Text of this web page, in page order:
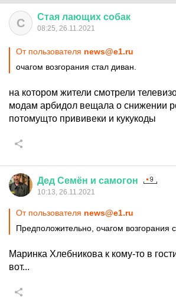
С Стая лающих собак
08:25, 26.11.2021
От пользователя news@e1.ru
очагом возгорания стал диван.
на котором жители смотрели
модам арбидол вещала о снижении
потомущто прививеки и кукукоды
Дед Семён и самогон
10:13, 26.11.2021
От пользователя news@e1.ru
Предположительно, очагом возгорания
Маринка Хлебникова к кому-то в
вот...